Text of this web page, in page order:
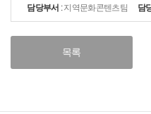
담당부서 :지역문화콘텐츠팀 담
목록